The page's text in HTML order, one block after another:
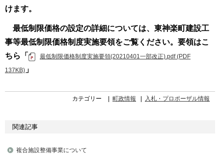
けます。
最低制限価格の設定の詳細については、東神楽町建設工
事等最低制限価格制度実施要領をご覧ください。要領はこ
ちら「
最低制限価格制度実施要領(20210401一部改正).pdf (PDF
137KB) 」
カテゴリー 町政情報 入札・プロポーザル情報
関連記事
複合施設整備事業について